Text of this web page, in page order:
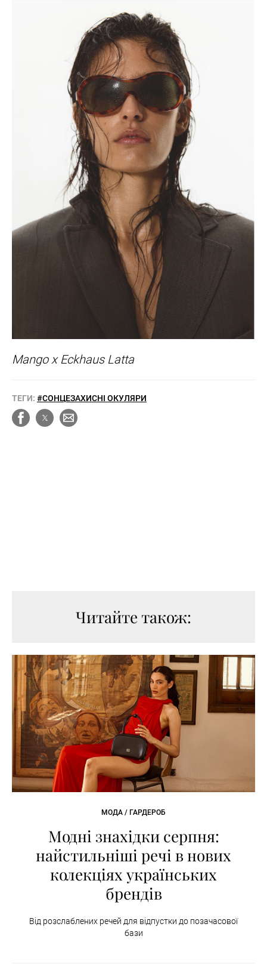
Mango x Eckhaus Latta
ТЕГИ: #СОНЦЕЗАХИСНІ ОКУЛЯРИ
Читайте також:
МОДА / ГАРДЕРОБ
Модні знахідки серпня:
найстильніші речі в нових
колекціях українських
брендів
Від розслаблених речей для відпустки до позачасової
бази